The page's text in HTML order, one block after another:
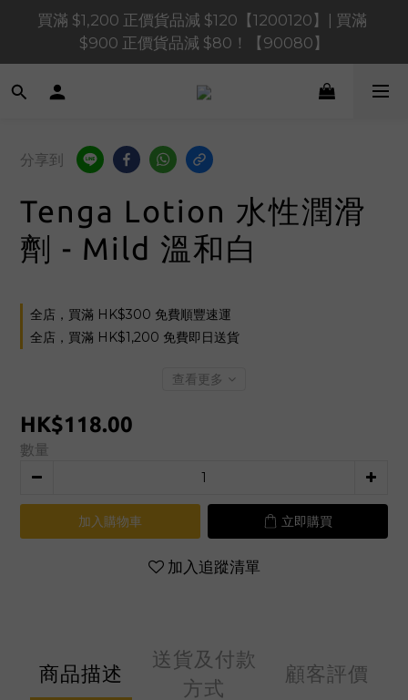
買滿 $1,200 正價貨品減 $120【1200120】| 買滿
$900 正價貨品減 $80！【90080】
買滿 $1,200 正價貨品減 $120【1200120】| 買滿
$900 正價貨品減 $80！【90080】
買滿 $600 正價貨品減 $40【60040】| 買滿 $400 正
買滿 $1,200 正價貨品減 $120【1200120】| 買滿
$900 正價貨品減 $80！【90080】
分享到
Tenga Lotion 水性潤滑
劑 - Mild 溫和白
全店，買滿 HK$300 免費順豐速運
全店，買滿 HK$1,200 免費即日送貨
查看更多
HK$118.00
數量
加入購物車 立即購買
加入追蹤清單
商品描述
送貨及付款
方式
顧客評價